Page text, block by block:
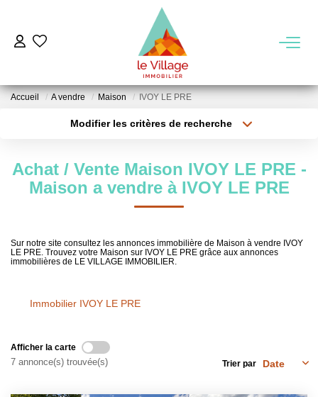
VENTE
Notre Équipe
Accueil A vendre Maison IVOY LE PRE
Modifier les critères de recherche
Sélectionnez...
Type de bien
Surface min
Créer une alerte
Achat / Vente Maison IVOY LE PRE -
Maison a vendre à IVOY LE PRE
Sur notre site consultez les annonces immobilière de Maison à vendre IVOY
LE PRE. Trouvez votre Maison sur IVOY LE PRE grâce aux annonces
immobilières de LE VILLAGE IMMOBILIER.
Immobilier IVOY LE PRE
Afficher la carte
7 annonce(s) trouvée(s) Trier par